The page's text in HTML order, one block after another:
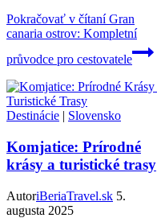
Pokračovať v čítaníGran
canaria ostrov: Kompletní
průvodce pro cestovatele
Destinácie | Slovensko
Komjatice: Prírodné
krásy a turistické trasy
AutoriBeriaTravel.sk 5.
augusta 2025